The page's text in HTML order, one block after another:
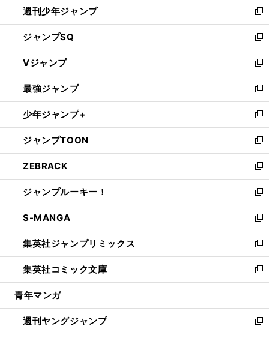
く
週刊少年ジャンプ
新
し
い
ウ
ィ
ン
ド
ウ
で
開
く
ジャンプSQ
新
し
い
ウ
ィ
ン
ド
ウ
で
開
く
Vジャンプ
新
し
い
ウ
ィ
ン
ド
ウ
で
開
く
最強ジャンプ
新
し
い
ウ
ィ
ン
ド
ウ
で
開
く
少年ジャンプ+
新
し
い
ウ
ィ
ン
ド
ウ
で
開
く
ジャンプTOON
新
し
い
ウ
ィ
ン
ド
ウ
で
開
く
ZEBRACK
新
し
い
ウ
ィ
ン
ド
ウ
で
開
ジャンプルーキー！
新
し
い
ウ
ィ
ン
ド
ウ
開
く
S-MANGA
新
し
い
ウ
ィ
ン
ウ
で
開
集英社ジャンプリミックス
新
し
い
ウ
ン
ド
ウ
集英社コミック文庫
新
し
ウ
ィ
ン
青年マンガ
週刊ヤングジャンプ
新